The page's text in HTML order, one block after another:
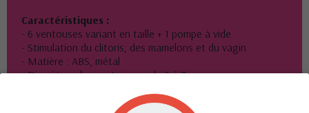
Caractéristiques :
- 6 ventouses variant en taille + 1 pompe à vide
- Stimulation du clitoris, des mamelons et du vagin
- Matière : ABS, métal
- Diamètres des ventouses : de 3 à 7 cm
EasyToys Fetish Collection